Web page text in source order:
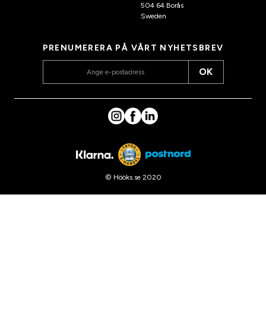
504 64 Borås
Sweden
PRENUMERERA PÅ VÅRT NYHETSBREV
OK
© Hööks.se 2020